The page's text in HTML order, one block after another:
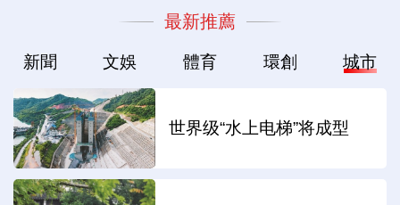
最新推薦
新聞 文娛 體育 環創 城市
世界级“水上电梯”将成型